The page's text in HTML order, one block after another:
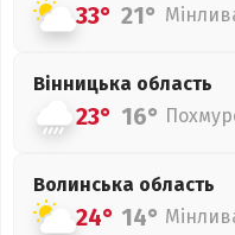
33° 21°
Вінницька область
23° 16°
Волинська область
24° 14°